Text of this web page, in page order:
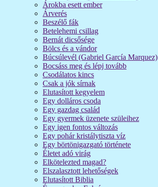
Árokba esett ember
Árverés
Beszélő fák
Betelehemi csillag
Bernát dicsősége
Bölcs és a vándor
Búcsúlevél (Gabriel García Marquez)
Bocsáss meg és lépj tovább
Csodálatos kincs
Csak a jók sírnak
Elutasított kegyelem
Egy dolláros csoda
Egy gazdag család
Egy gyermek üzenete szüleihez
Egy igen fontos változás
Egy pohár kristálytiszta víz
Egy börtönigazgató története
Életet adó virág
Elkötelezted magad?
Elszalasztott lehetőségek
Elutasított Biblia